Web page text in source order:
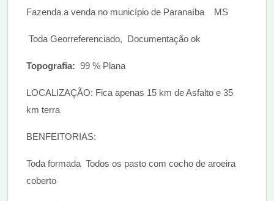
Fazenda a venda no município de Paranaíba MS
Toda Georreferenciado, Documentação ok
Topografia: 99 % Plana
LOCALIZAÇÃO: Fica apenas 15 km de Asfalto e 35
km terra
BENFEITORIAS:
Toda formada Todos os pasto com cocho de aroeira
coberto